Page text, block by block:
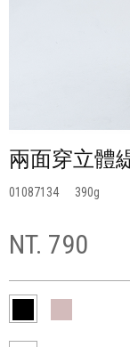
兩面穿立體
01087134 390
NT. 790